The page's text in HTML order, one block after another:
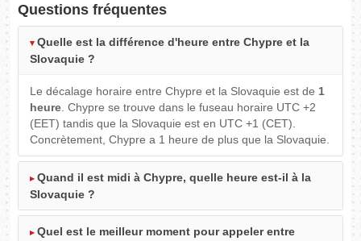
Questions fréquentes
Quelle est la différence d'heure entre Chypre et la
Slovaquie ?
Le décalage horaire entre Chypre et la Slovaquie est de 1
heure. Chypre se trouve dans le fuseau horaire UTC +2
(EET) tandis que la Slovaquie est en UTC +1 (CET).
Concrètement, Chypre a 1 heure de plus que la Slovaquie.
Quand il est midi à Chypre, quelle heure est-il à la
Slovaquie ?
Quel est le meilleur moment pour appeler entre